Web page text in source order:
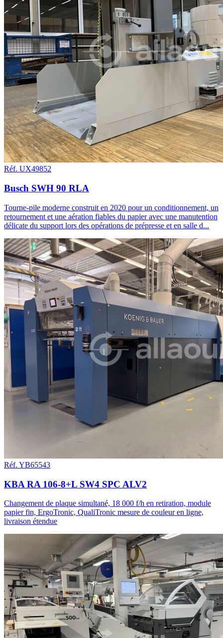
Réf. UX49852
Busch SWH 90 RLA
Tourne-pile moderne construit en 2020 pour un conditionnement, un
retournement et une aération fiables du papier avec une manutention
délicate du support lors des opérations de prépresse et en salle d...
Réf. YB65543
KBA RA 106-8+L SW4 SPC ALV2
Changement de plaque simultané, 18 000 f/h en retiration, module
papier fin, ErgoTronic, QualiTronic mesure de couleur en ligne,
livraison étendue